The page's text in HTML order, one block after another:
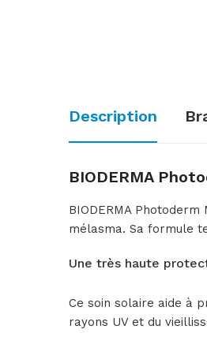
Description
BIODERMA
BIODERMA
mélasma. Sa formule
Une très haute
Ce soin solaire aide à
rayons UV et du